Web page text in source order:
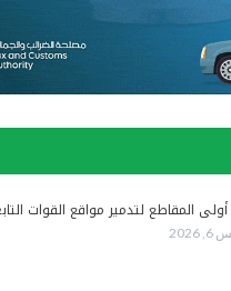
المقاطع لتدمير مواقع القوات